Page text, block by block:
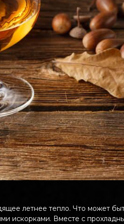
летнее тепло. Что может
искорками. Вместе с